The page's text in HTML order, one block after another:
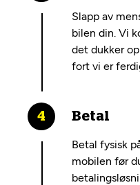
Slapp av
bilen din. Vi
det dukker
fort vi er
Betal
Betal fysisk
mobilen før